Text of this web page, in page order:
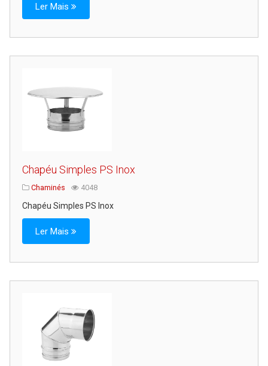
Ler Mais
Chapéu Simples PS Inox
Chaminés 4048
Chapéu Simples PS Inox
Ler Mais